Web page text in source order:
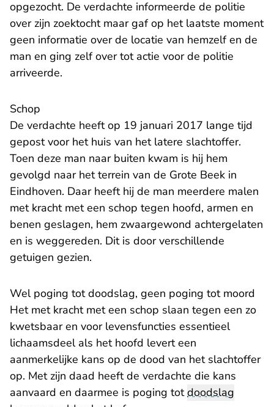
opgezocht. De verdachte informeerde de politie
over zijn zoektocht maar gaf op het laatste moment
geen informatie over de locatie van hemzelf en de
man en ging zelf over tot actie voor de politie
arriveerde.
Schop
De verdachte heeft op 19 januari 2017 lange tijd
gepost voor het huis van het latere slachtoffer.
Toen deze man naar buiten kwam is hij hem
gevolgd naar het terrein van de Grote Beek in
Eindhoven. Daar heeft hij de man meerdere malen
met kracht met een schop tegen hoofd, armen en
benen geslagen, hem zwaargewond achtergelaten
en is weggereden. Dit is door verschillende
getuigen gezien.
Wel poging tot doodslag, geen poging tot moord
Het met kracht met een schop slaan tegen een zo
kwetsbaar en voor levensfuncties essentieel
lichaamsdeel als het hoofd levert een
aanmerkelijke kans op de dood van het slachtoffer
op. Met zijn daad heeft de verdachte die kans
aanvaard en daarmee is poging totdoodslag